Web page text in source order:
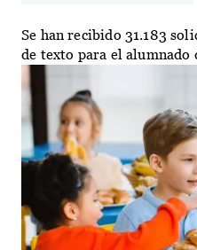
Se han recibido 31.183
de texto para el alumnado